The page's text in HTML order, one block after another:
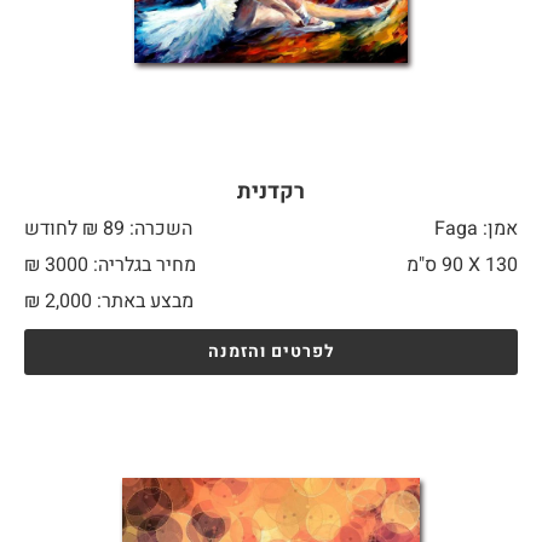
רקדנית
אמן: Faga
השכרה: 89 ₪ לחודש
130 X
מחיר בגלריה: 3000 ₪
מבצע באתר:
₪ 2,000
לפרטים והזמנה